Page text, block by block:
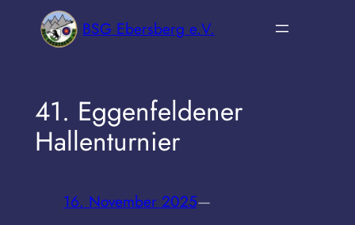
BSG Ebersberg e.V.
41. Eggenfeldener
Hallenturnier
16. November 2025—